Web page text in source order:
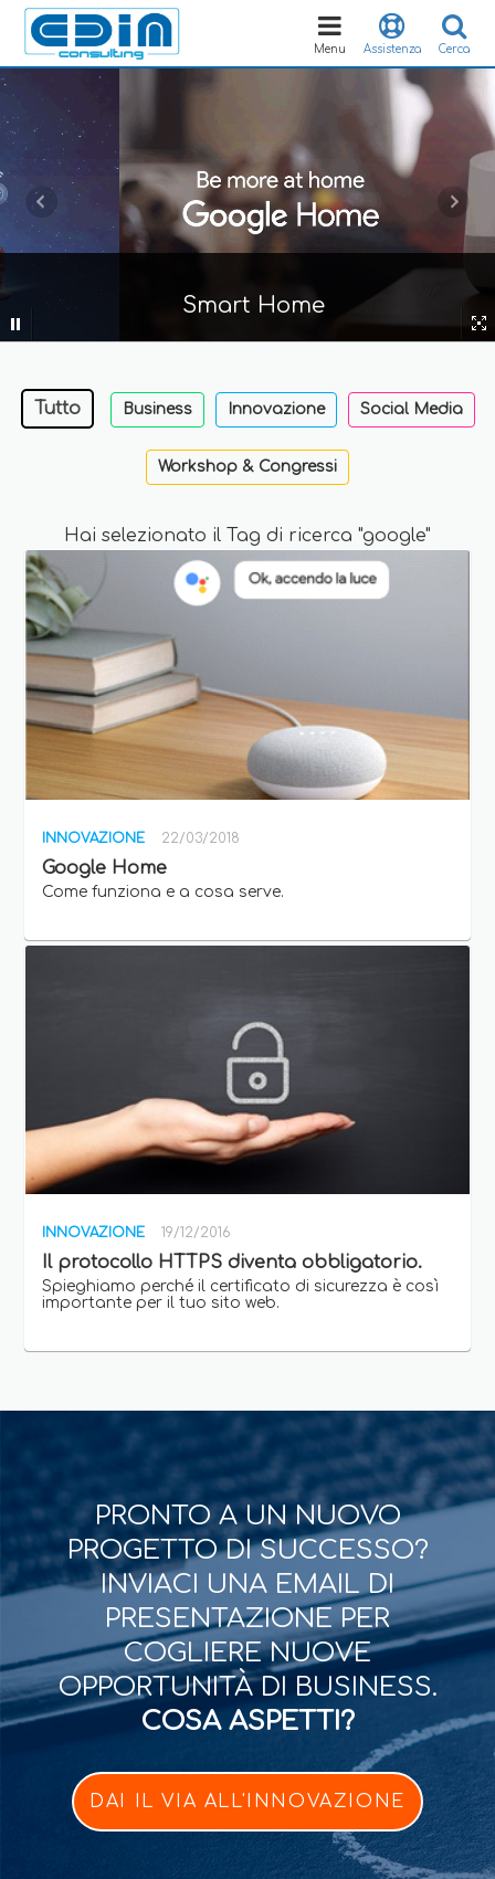
Cerca
Assistenza
Toggle
navigation
Menu
Smart Home
Tutto Business Innovazione Social Media
Workshop & Congressi
Hai selezionato il Tag di ricerca "google"
INNOVAZIONE 22/03/2018
Google Home
Come funziona e a cosa serve.
INNOVAZIONE 19/12/2016
Il protocollo HTTPS diventa obbligatorio.
Spieghiamo perché il certificato di sicurezza è così
importante per il tuo sito web.
PRONTO A UN NUOVO
PROGETTO DI SUCCESSO?
INVIACI UNA EMAIL DI
PRESENTAZIONE PER
COGLIERE NUOVE
OPPORTUNITÀ DI BUSINESS.
COSA ASPETTI?
DAI IL VIA ALL'INNOVAZIONE